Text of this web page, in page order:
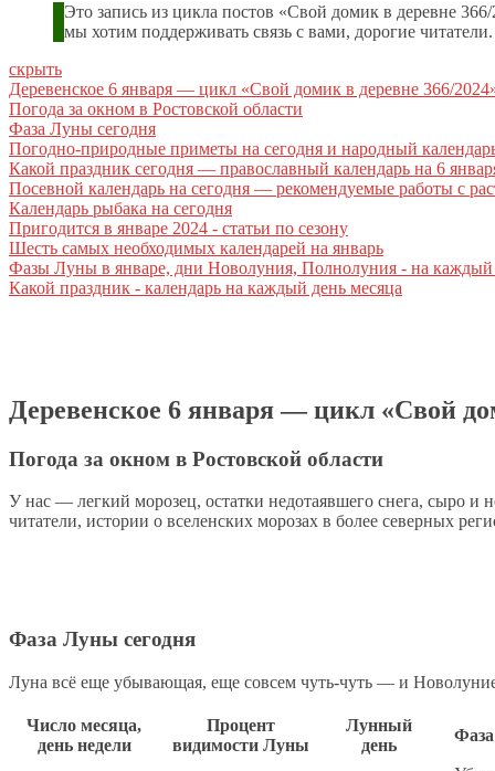
Это запись из цикла постов «Свой домик в деревне
мы хотим поддерживать связь с вами, дорогие
скрыть
Деревенское 6 января — цикл «Свой домик в деревне 366/
Погода за окном в Ростовской области
Фаза Луны сегодня
Погодно-природные приметы на сегодня и народный
Какой праздник сегодня — православный календарь на 6
Посевной календарь на сегодня — рекомендуемые работы с
Календарь рыбака на сегодня
Пригодится в январе 2024 - статьи по сезону
Шесть самых необходимых календарей на январь
Фазы Луны в январе, дни Новолуния, Полнолуния - на каждый
Какой праздник - календарь на каждый день месяца
Деревенское 6 января — цикл «Свой
Погода за окном в Ростовской области
У нас — легкий морозец, остатки недотаявшего снега, сыро
читатели, истории о вселенских морозах в более северных
Фаза Луны сегодня
Луна всё еще убывающая, еще совсем чуть-чуть — и
Число месяца,
день недели
Процент
видимости Луны
Лунный
день